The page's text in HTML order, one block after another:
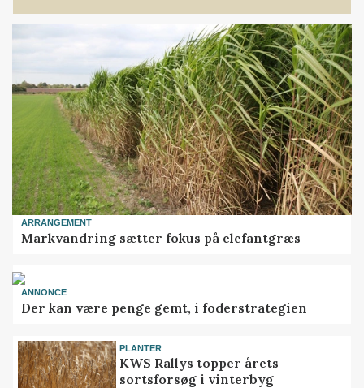
ARRANGEMENT
Markvandring sætter fokus på elefantgræs
ANNONCE
Der kan være penge gemt, i foderstrategien
PLANTER
KWS Rallys topper årets
sortsforsøg i vinterbyg